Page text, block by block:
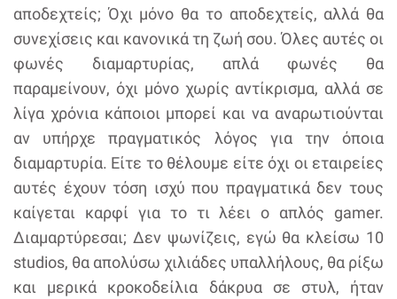
αποδεχτείς; Όχι μόνο θα το αποδεχτείς, αλλά θα
συνεχίσεις και κανονικά τη ζωή σου. Όλες αυτές οι
φωνές διαμαρτυρίας, απλά φωνές θα
παραμείνουν, όχι μόνο χωρίς αντίκρισμα, αλλά σε
λίγα χρόνια κάποιοι μπορεί και να αναρωτιούνται
αν υπήρχε πραγματικός λόγος για την όποια
διαμαρτυρία. Είτε το θέλουμε είτε όχι οι εταιρείες
αυτές έχουν τόση ισχύ που πραγματικά δεν τους
καίγεται καρφί για το τι λέει ο απλός gamer.
Διαμαρτύρεσαι; Δεν ψωνίζεις, εγώ θα κλείσω 10
studios, θα απολύσω χιλιάδες υπαλλήλους, θα ρίξω
και μερικά κροκοδείλια δάκρυα σε στυλ, ήταν